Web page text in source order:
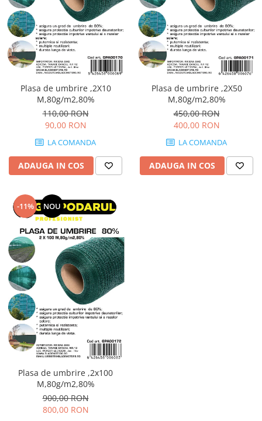
Veste
îmbrăcăminte pentru damă
Rezistent la flacăra
Vizibilitate înalta hi-vis
îmbrăcăminte bucătari
îmbrăcăminte de lucru
înaltă vizibilitate hi-vis
Combinezoane
Hanorace
Jachete
Pantaloni scurti
Salopetă cu pieptar
Tricouri
Veste
Plasa de umbrire ,2X10
M,80g/m2,80%
110,00 RON
90,00 RON
LA COMANDA
ADAUGA IN COS
Plasa de umbrire ,2X50
M,80g/m2,80%
450,00 RON
400,00 RON
LA COMANDA
ADAUGA IN COS
-11% NOU
Plasa de umbrire ,2x100
M,80g/m2,80%
900,00 RON
800,00 RON